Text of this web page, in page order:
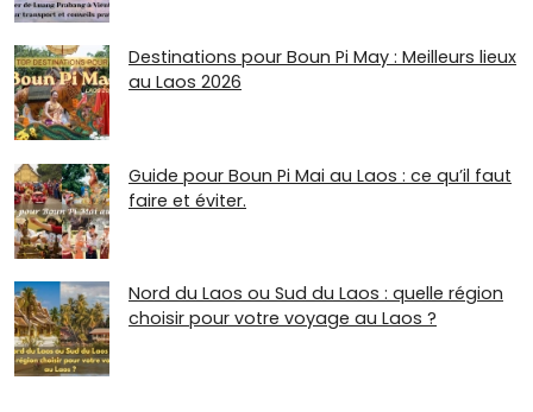
Destinations pour Boun Pi May : Meilleurs lieux
au Laos 2026
Guide pour Boun Pi Mai au Laos : ce qu’il faut
faire et éviter.
Nord du Laos ou Sud du Laos : quelle région
choisir pour votre voyage au Laos ?